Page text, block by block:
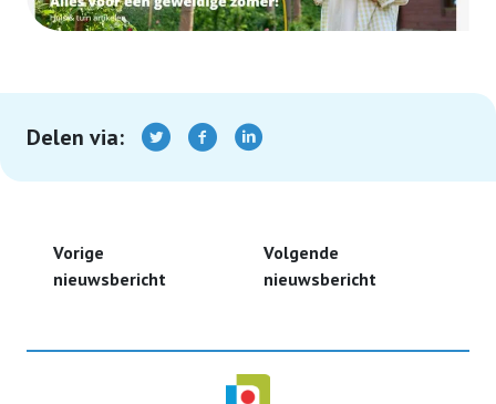
Delen via:
Vorige
nieuwsbericht
Volgende
nieuwsbericht